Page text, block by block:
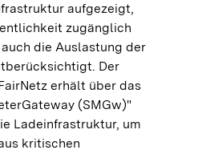
aufgezeigt,
zugänglich
die Auslastung der
Der
erhält über das
(SMGw)"
Ladeinfrastruktur, um
kritischen